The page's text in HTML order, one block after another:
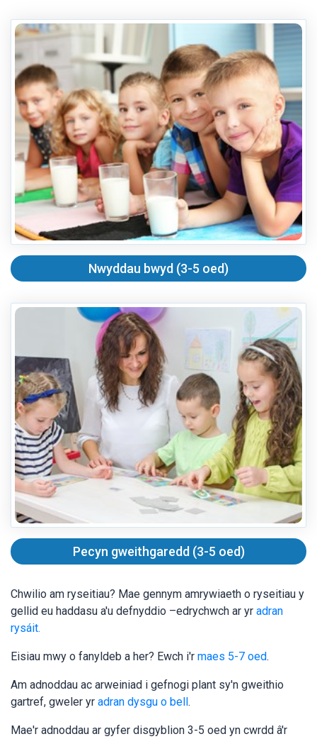
Nwyddau bwyd (3-5 oed)
Pecyn gweithgaredd (3-5 oed)
Chwilio am ryseitiau? Mae gennym amrywiaeth o ryseitiau y
gellid eu haddasu a'u defnyddio –edrychwch ar yr adran
rysáit.
Eisiau mwy o fanyldeb a her? Ewch i'r maes 5-7 oed.
Am adnoddau ac arweiniad i gefnogi plant sy'n gweithio
gartref, gweler yr adran dysgu o bell.
Mae'r adnoddau ar gyfer disgyblion 3-5 oed yn cwrdd â'r